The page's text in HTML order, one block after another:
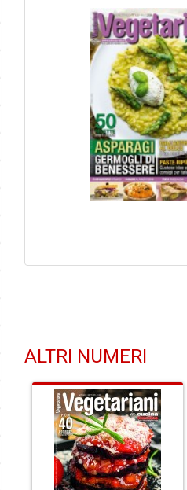
ALTRI NUMERI